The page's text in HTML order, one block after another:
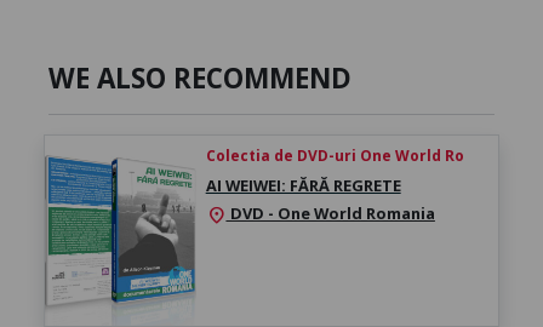
WE ALSO RECOMMEND
Colectia de DVD-uri One World Ro
AI WEIWEI: FĂRĂ REGRETE
location_on DVD - One World Romania